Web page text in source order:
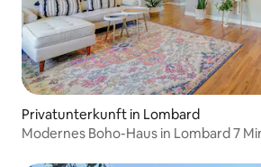
Privatunterkunft in Lombard
Modernes Boho-Haus in Lombard 7